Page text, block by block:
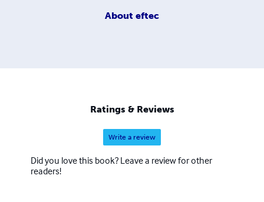
About eftec
Ratings & Reviews
Write a review
Did you love this book? Leave a review for other
readers!